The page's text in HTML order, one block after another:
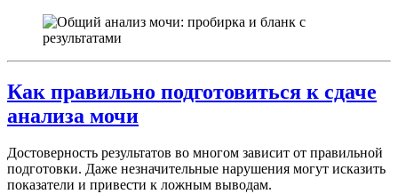
Как правильно подготовиться к сдаче
анализа мочи
Достоверность результатов во многом зависит от правильной
подготовки. Даже незначительные нарушения могут исказить
показатели и привести к ложным выводам.